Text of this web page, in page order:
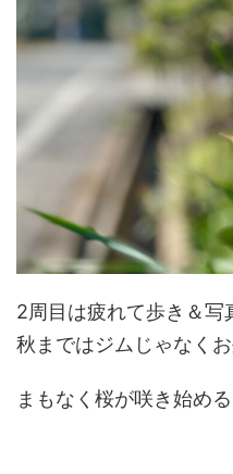
2周目は疲れて歩き＆写
秋まではジムじゃなく
まもなく桜が咲き始め